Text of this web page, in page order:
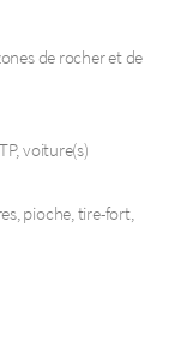
de rocher et de
voiture(s)
pioche, tire-fort,